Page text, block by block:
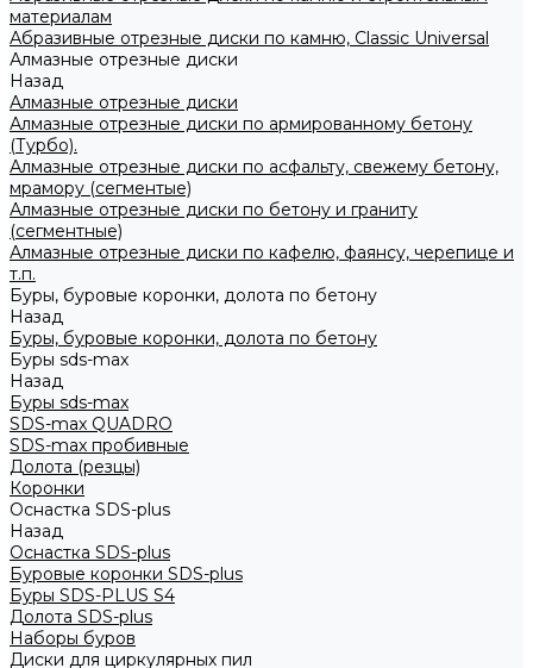
материалам
Абразивные отрезные диски по камню, Classic Universal
Алмазные отрезные диски
Назад
Алмазные отрезные диски
Алмазные отрезные диски по армированному бетону
(Турбо).
Алмазные отрезные диски по асфальту, свежему бетону,
мрамору (сегментые)
Алмазные отрезные диски по бетону и граниту
(сегментные)
Алмазные отрезные диски по кафелю, фаянсу, черепице и
т.п.
Буры, буровые коронки, долота по бетону
Назад
Буры, буровые коронки, долота по бетону
Буры sds-max
Назад
Буры sds-max
SDS-max QUADRO
SDS-max пробивные
Долота (резцы)
Коронки
Оснастка SDS-plus
Назад
Оснастка SDS-plus
Буровые коронки SDS-plus
Буры SDS-PLUS S4
Долота SDS-plus
Наборы буров
Диски для циркулярных пил